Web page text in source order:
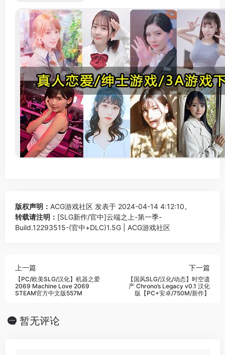
版权声明： ACG游戏社区 发表于 2024-04-14 4:12:10。
转载请注明： [SLG新作/官中]云端之上-第一季-
Build.12293515-(官中+DLC)1.5G | ACG游戏社区
上一篇
【PC/欧美SLG/汉化】机器之爱
2069 Machine Love 2069
STEAM官方中文版557M
下一篇
【国风SLG/汉化/动态】时空遗
产 Chrono’s Legacy v0.1 汉化
版【PC+安卓/750M/新作】
暂无评论